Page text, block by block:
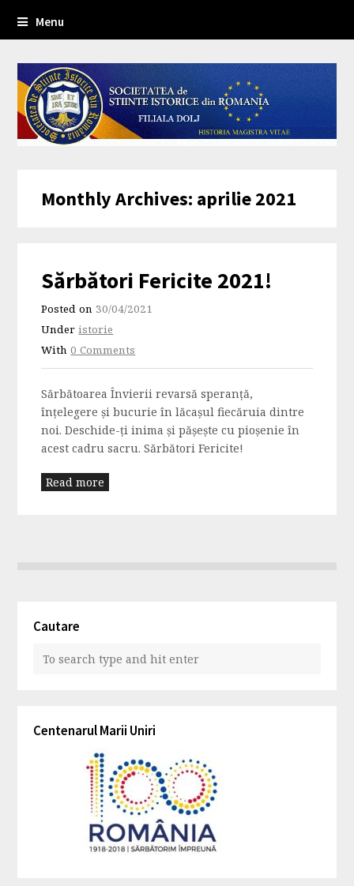
Menu
Monthly Archives: aprilie 2021
Sărbători Fericite 2021!
Posted on 30/04/2021
Underistorie
With0 Comments
Sărbătoarea Învierii revarsă speranţă,
înţelegere şi bucurie în lăcaşul fiecăruia dintre
noi. Deschide-ţi inima şi păşeşte cu pioşenie în
acest cadru sacru. Sărbători Fericite!
Read more
Cautare
Centenarul Marii Uniri